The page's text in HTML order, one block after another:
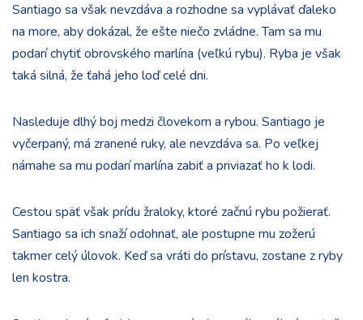
Santiago sa však nevzdáva a rozhodne sa vyplávať ďaleko
na more, aby dokázal, že ešte niečo zvládne. Tam sa mu
podarí chytiť obrovského marlína (veľkú rybu). Ryba je však
taká silná, že ťahá jeho loď celé dni.
Nasleduje dlhý boj medzi človekom a rybou. Santiago je
vyčerpaný, má zranené ruky, ale nevzdáva sa. Po veľkej
námahe sa mu podarí marlína zabiť a priviazať ho k lodi.
Cestou späť však prídu žraloky, ktoré začnú rybu požierať.
Santiago sa ich snaží odohnať, ale postupne mu zožerú
takmer celý úlovok. Keď sa vráti do prístavu, zostane z ryby
len kostra.